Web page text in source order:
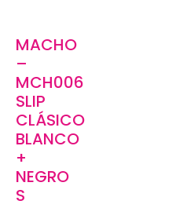
MACHO
–
MCH006
SLIP
CLÁSICO
BLANCO
+
NEGRO
S